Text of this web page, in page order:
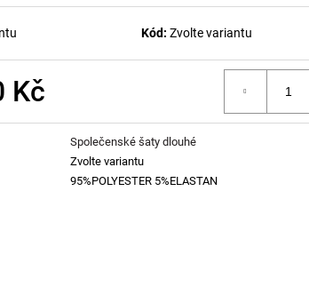
Kód: Zvolte variantu
Kč
Společenské šaty dlouhé
Zvolte variantu
95%POLYESTER 5%ELASTAN